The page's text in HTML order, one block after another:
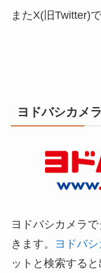
またX(旧Twitter)
ヨドバシカメラ
ヨドバシカメラ
きます。
ヨドバ
ットと検索すると